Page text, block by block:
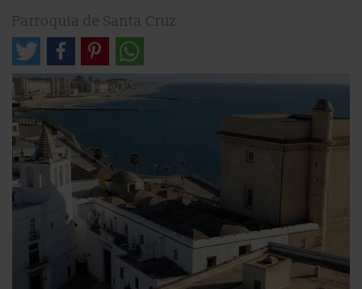
Parroquia de Santa Cruz